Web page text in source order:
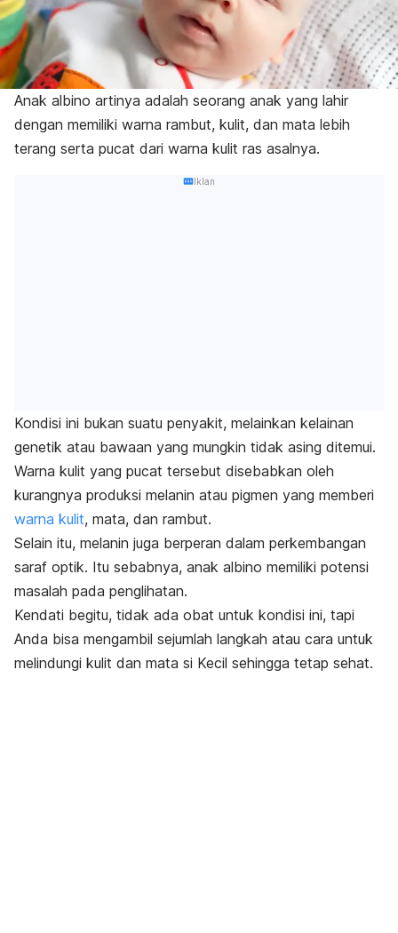
Anak albino artinya adalah seorang anak yang lahir
dengan memiliki warna rambut, kulit, dan mata lebih
terang serta pucat dari warna kulit ras asalnya.
Iklan
Kondisi ini bukan suatu penyakit, melainkan kelainan
genetik atau bawaan yang mungkin tidak asing ditemui.
Warna kulit yang pucat tersebut disebabkan oleh
kurangnya produksi melanin atau pigmen yang memberi
warna kulit, mata, dan rambut.
Selain itu, melanin juga berperan dalam perkembangan
saraf optik. Itu sebabnya, anak albino memiliki potensi
masalah pada penglihatan.
Kendati begitu, tidak ada obat untuk kondisi ini, tapi
Anda bisa mengambil sejumlah langkah atau cara untuk
melindungi kulit dan mata si Kecil sehingga tetap sehat.